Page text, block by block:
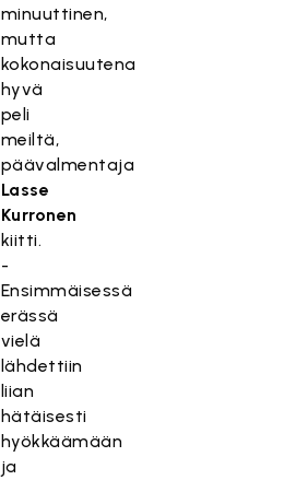
minuuttinen,
mutta
kokonaisuutena
hyvä
peli
meiltä,
päävalmentaja
Lasse
Kurronen
kiitti.
-
Ensimmäisessä
erässä
vielä
lähdettiin
liian
hätäisesti
hyökkäämään
ja